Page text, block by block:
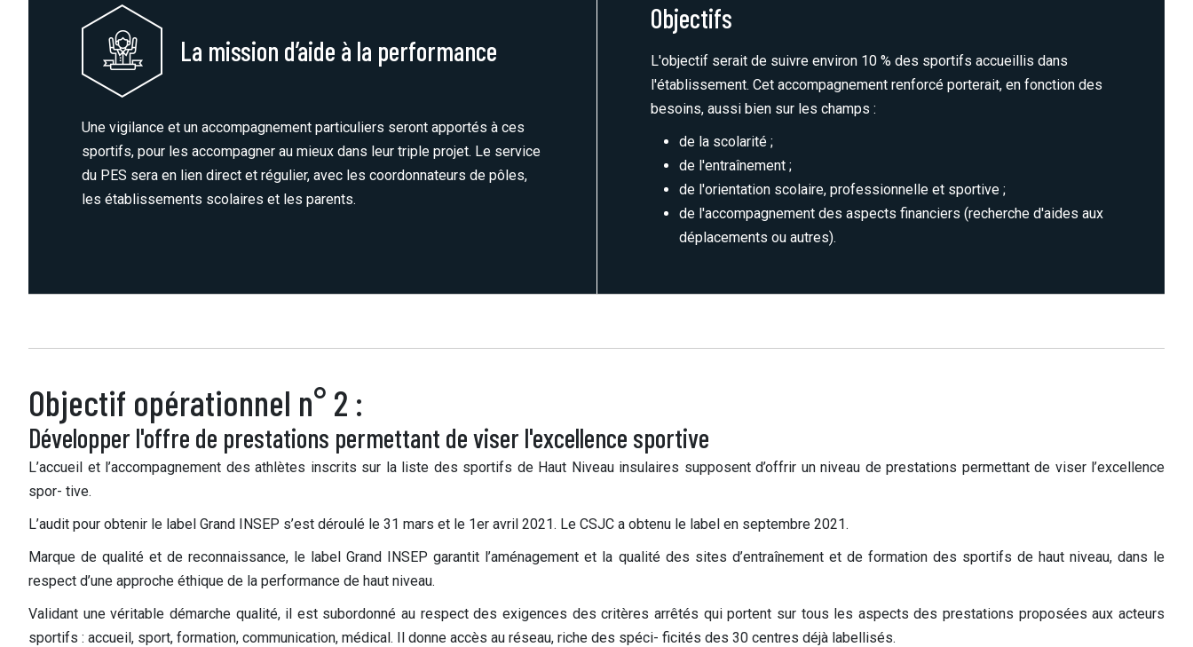
La mission d’aide à la performance
Une vigilance et un accompagnement particuliers seront apportés à ces
sportifs, pour les accompagner au mieux dans leur triple projet. Le service
du PES sera en lien direct et régulier, avec les coordonnateurs de pôles,
les établissements scolaires et les parents.
Objectifs
L'objectif serait de suivre environ 10 % des sportifs accueillis dans
l'établissement. Cet accompagnement renforcé porterait, en fonction des
besoins, aussi bien sur les champs :
de la scolarité ;
de l'entraînement ;
de l'orientation scolaire, professionnelle et sportive ;
de l'accompagnement des aspects financiers (recherche d'aides aux
déplacements ou autres).
Objectif opérationnel n° 2 :
Développer l'offre de prestations permettant de viser l'excellence sportive
L’accueil et l’accompagnement des athlètes inscrits sur la liste des sportifs de Haut Niveau insulaires supposent d’offrir un niveau de prestations permettant de viser l’excellence
spor- tive.
L’audit pour obtenir le label Grand INSEP s’est déroulé le 31 mars et le 1er avril 2021. Le CSJC a obtenu le label en septembre 2021.
Marque de qualité et de reconnaissance, le label Grand INSEP garantit l’aménagement et la qualité des sites d’entraînement et de formation des sportifs de haut niveau, dans le
respect d’une approche éthique de la performance de haut niveau.
Validant une véritable démarche qualité, il est subordonné au respect des exigences des critères arrêtés qui portent sur tous les aspects des prestations proposées aux acteurs
sportifs : accueil, sport, formation, communication, médical. Il donne accès au réseau, riche des spéci- ficités des 30 centres déjà labellisés.